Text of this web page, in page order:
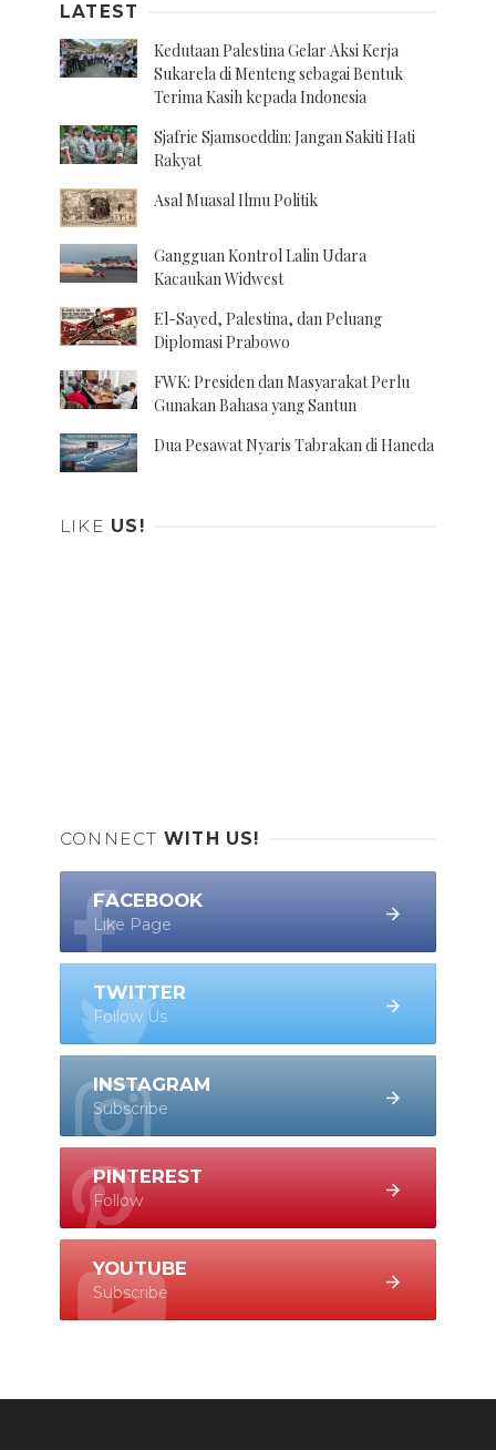
LATEST
Kedutaan Palestina Gelar Aksi Kerja
Sukarela di Menteng sebagai Bentuk
Terima Kasih kepada Indonesia
Sjafrie Sjamsoeddin: Jangan Sakiti Hati
Rakyat
Asal Muasal Ilmu Politik
Gangguan Kontrol Lalin Udara
Kacaukan Widwest
El-Sayed, Palestina, dan Peluang
Diplomasi Prabowo
FWK: Presiden dan Masyarakat Perlu
Gunakan Bahasa yang Santun
Dua Pesawat Nyaris Tabrakan di Haneda
LIKE US!
CONNECT WITH US!
FACEBOOK
Like Page
TWITTER
Follow Us
INSTAGRAM
Subscribe
PINTEREST
Follow
YOUTUBE
Subscribe